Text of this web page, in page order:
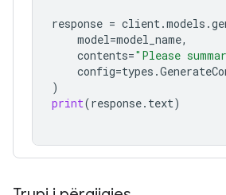
response = client.models .
model=model_name,
contents="Please
config=types .
)
print(response. text)